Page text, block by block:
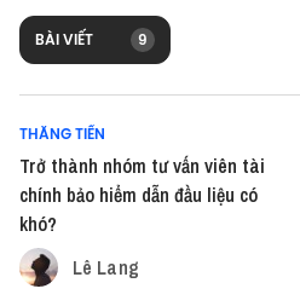
BÀI VIẾT 9
THĂNG TIẾN
Trở thành nhóm tư vấn viên tài
chính bảo hiểm dẫn đầu liệu có
khó?
Lê Lang